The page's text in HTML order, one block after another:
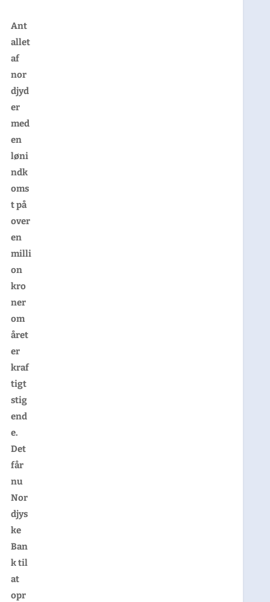
Ant
allet
af
nor
djyd
er
med
en
løni
ndk
oms
t på
over
en
milli
on
kro
ner
om
året
er
kraf
tigt
stig
end
e.
Det
får
nu
Nor
djys
ke
Ban
k til
at
opr